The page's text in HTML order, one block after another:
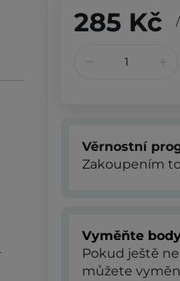
285 Kč /
Věrnostní
Zakoupením
Vyměňte
Pokud ještě
můžete